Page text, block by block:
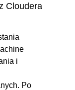
Cloudera
i
Po